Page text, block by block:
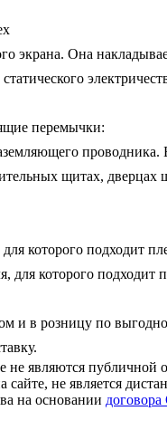
экрана. Она
перемычки:
щитах, дверцах
которого подходит
для которого подходит
и в розницу по
не являются
сайте, не является
на основании